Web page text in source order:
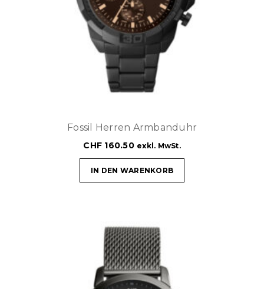
Fossil Herren Armbanduhr
CHF 160.50 exkl. MwSt.
IN DEN WARENKORB